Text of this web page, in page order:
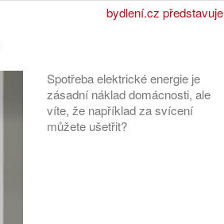
bydlení.cz představuje
Spotřeba elektrické energie je
zásadní náklad domácnosti, ale
víte, že například za svícení
můžete ušetřit?